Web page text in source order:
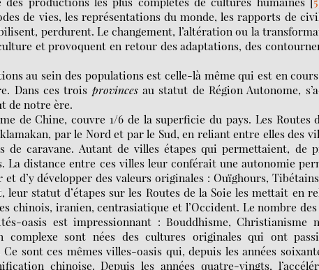
de vies, les représentations du monde, les rapports de
perdurent. Le changement, l’altération ou la
et provoquent en retour des adaptations, des
au sein des populations est celle-là même qui est en
Dans ces trois provincesau statut de Région Autonome,
de notre ère.
de Chine, couvre 1/6 de la superficie du pays. Les Routes
par le Nord et par le Sud, en reliant entre elles des
caravane. Autant de villes étapes qui permettaient, de
La distance entre ces villes leur conférait une autonomie
d’y développer des valeurs originales : Ouïghours,
leur statut d’étapes sur les Routes de la Soie les mettait en
chinois, iranien, centrasiatique et l’Occident. Le nombre
oasis est impressionnant : Bouddhisme, Christianisme
complexe sont nées des cultures originales qui ont
sont ces mêmes villes-oasis qui, depuis les années
chinoise. Depuis les années quatre-vingts,